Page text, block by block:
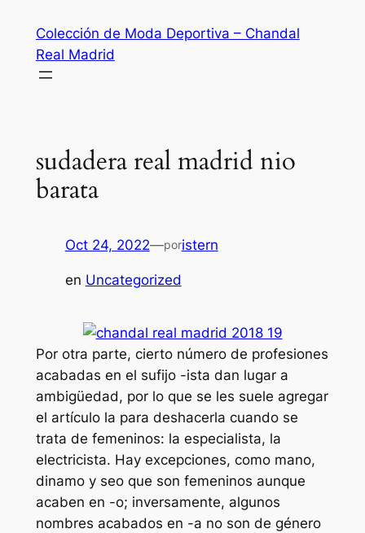
contenido
Colección de Moda Deportiva – Chandal
Real Madrid
sudadera real madrid nio
barata
Oct 24, 2022—poristern
en Uncategorized
Por otra parte, cierto número de profesiones
acabadas en el sufijo -ista dan lugar a
ambigüedad, por lo que se les suele agregar
el artículo la para deshacerla cuando se
trata de femeninos: la especialista, la
electricista. Hay excepciones, como mano,
dinamo y seo que son femeninos aunque
acaben en -o; inversamente, algunos
nombres acabados en -a no son de género